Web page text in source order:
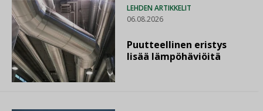
LEHDEN ARTIKKELIT
06.08.2026
Puutteellinen eristys
lisää lämpöhäviöitä